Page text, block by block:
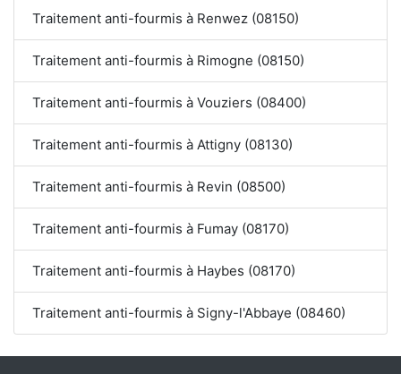
Traitement anti-fourmis à Renwez (08150)
Traitement anti-fourmis à Rimogne (08150)
Traitement anti-fourmis à Vouziers (08400)
Traitement anti-fourmis à Attigny (08130)
Traitement anti-fourmis à Revin (08500)
Traitement anti-fourmis à Fumay (08170)
Traitement anti-fourmis à Haybes (08170)
Traitement anti-fourmis à Signy-l'Abbaye (08460)